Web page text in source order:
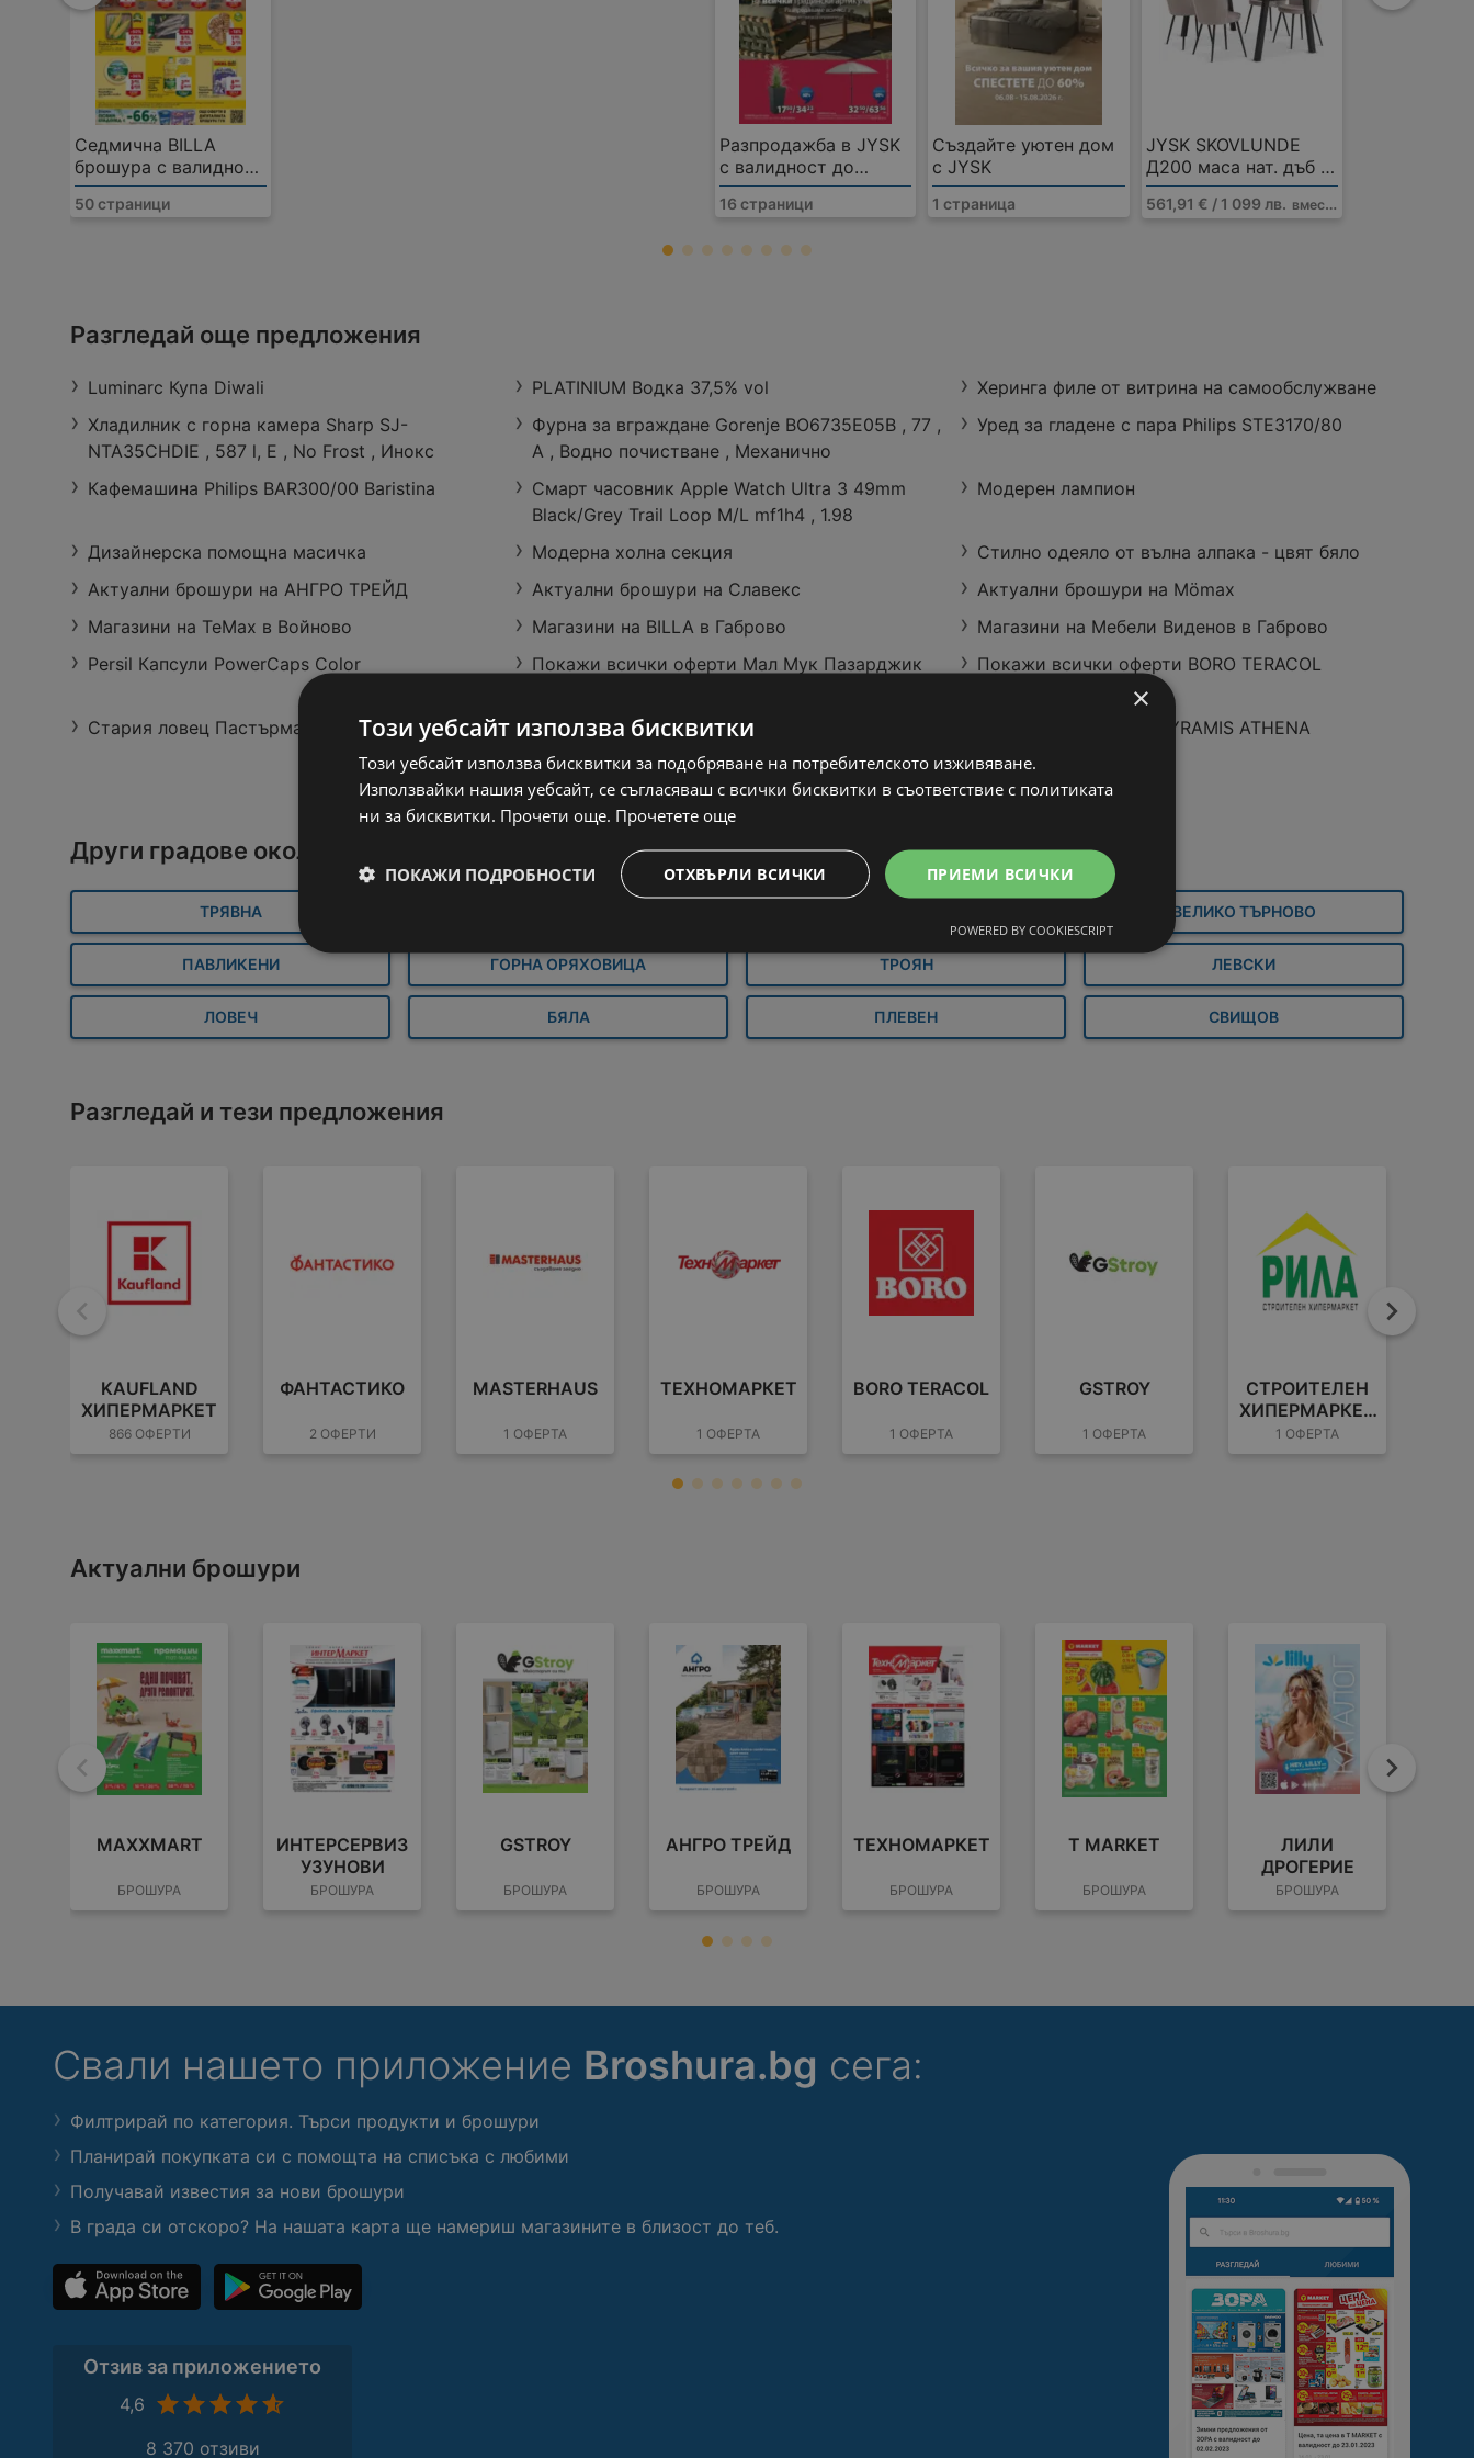
Седмична BILLA
брошура с валидност
до 12.08.2026
50 страници
Разпродажба в JYSK
с валидност до
27.08.2026
16 страници
Създайте уютен дом
с JYSK
1 страница
JYSK SKOVLUNDE
Д200 маса нат. дъб +
4 RISSKOV стола
светлосиви
561,91 € / 1 099 лв. вместо
Ул."Константин Иречек" № 1а, 5300 Габрово
Работно време: оферти: 1
Предложения от
валидност до
31.08.2026
44 страници
Затворено Разстояние: 0,72 km оферти: 1
Седмична BILLA
50 страници
Разгледай още предложения
Luminarc Купа Diwali PLATINIUM Водка 37,5% vol
Херинга филе от витрина на самообслужване
Хладилник с горна камера Sharp SJ-
NTA35CHDIE , 587 l, E , No Frost , Инокс
Фурна за вграждане Gorenje BO6735E05B , 77 ,
А , Водно почистване , Механично
Уред за гладене с пара Philips STE3170/80
Кафемашина Philips BAR300/00 Baristina
Смарт часовник Apple Watch Ultra 3 49mm
Black/Grey Trail Loop M/L mf1h4 , 1.98
Модерен лампион
Дизайнерска помощна масичка Модерна холна секция
Стилно одеяло от вълна алпака - цвят бяло
Актуални брошури на АНГРО ТРЕЙД
Актуални брошури на Славекс
Актуални брошури на Mömax
Магазини на TeMax в Войново
Магазини на BILLA в Габрово
Магазини на Мебели Виденов в Габрово
Persil Капсули PowerCaps Color
Покажи всички оферти Мал Мук Пазарджик
Покажи всички оферти BORO TERACOL
Стария ловец Пастърма от свежата витрина
Покажи всички оферти Супермаркети
Слънчеви лъчи Попово
КУХНЕНСКА МИВКА PYRAMIS ATHENA
Други градове около Габрово
ТРЯВНА ВЕЛИКО ТЪРНОВО
ПАВЛИКЕНИ ГОРНА ОРЯХОВИЦА ТРОЯН ЛЕВСКИ
ЛОВЕЧ БЯЛА ПЛЕВЕН СВИЩОВ
Разгледай и тези предложения
Назад
KAUFLAND
ХИПЕРМАРКЕТ
866 ОФЕРТИ
ФАНТАСТИКО
2 ОФЕРТИ
MASTERHAUS
1 ОФЕРТА
ТЕХНОМАРКЕТ
1 ОФЕРТА
BORO TERACOL
1 ОФЕРТА
GSTROY
1 ОФЕРТА
СТРОИТЕЛЕН
ХИПЕРМАРКЕТ
РИЛА
1 ОФЕРТА
Актуални брошури
Назад
MAXXMART
БРОШУРА
ИНТЕРСЕРВИЗ
УЗУНОВИ
БРОШУРА
GSTROY
БРОШУРА
АНГРО ТРЕЙД
БРОШУРА
ТЕХНОМАРКЕТ
БРОШУРА
T MARKET
БРОШУРА
ЛИЛИ
ДРОГЕРИЕ
БРОШУРА
Свали нашето приложение Broshura.bg сега:
Филтрирай по категория. Търси продукти и брошури
Планирай покупката си с помощта на списъка с любими
Получавай известия за нови брошури
В града си отскоро? На нашата карта ще намериш магазините в близост до теб.
Отзив за приложението
4,6
8 370 отзиви
×
Този уебсайт използва бисквитки
Този уебсайт използва бисквитки за подобряване на потребителското изживяване.
Използвайки нашия уебсайт, се съгласяваш с всички бисквитки в съответствие с политиката
ни за бисквитки. Прочети още. Прочетете още
ПРИЕМИ ВСИЧКИ
ОТХВЪРЛИ ВСИЧКИ
ПОКАЖИ ПОДРОБНОСТИ
POWERED BY COOKIESCRIPT